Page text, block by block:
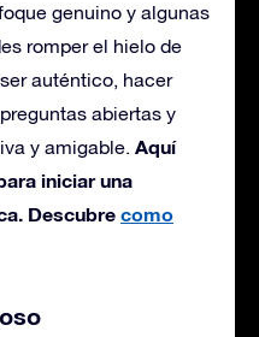
genuino y algunas
romper el hielo de
auténtico, hacer
abiertas y
y amigable. Aquí
iniciar una
Descubre como